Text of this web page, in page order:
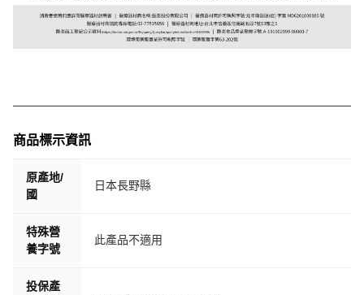
商品標示資訊
原產地/
國
日本長野縣
特殊營
養字號
此產品不適用
投保產